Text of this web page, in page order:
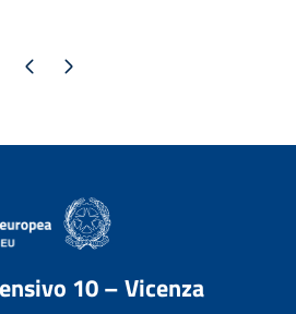
precedente
Pagina successiva
10 – Vicenza